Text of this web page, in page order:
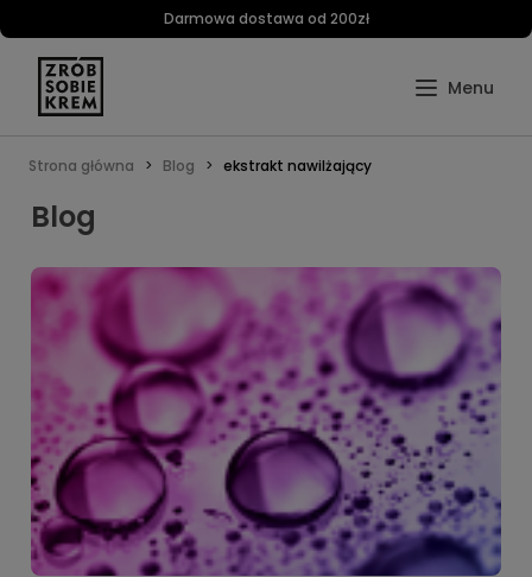
Darmowa dostawa od 200zł
Strona główna Blog ekstrakt nawilżający
Blog